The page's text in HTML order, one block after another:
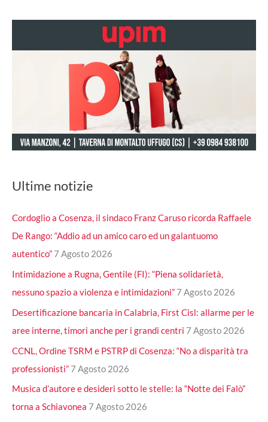
Ultime notizie
Cordoglio a Cosenza, il sindaco Franz Caruso ricorda Raffaele
De Rango: “Addio ad un amico caro ed un galantuomo
autentico” 7 Agosto 2026
Intimidazione a Rugna, Gentile (FI): “Piena solidarietà,
nessuno spazio a violenza e intimidazioni” 7 Agosto 2026
Desertificazione bancaria in Calabria, First Cisl: allarme per le
aree interne, timori anche per i grandi centri 7 Agosto 2026
CCNL, Ordine TSRM e PSTRP di Cosenza: “No a disparità tra
professionisti” 7 Agosto 2026
Musica d’autore e desideri sotto le stelle: la “Notte dei Falò”
torna a Schiavonea 7 Agosto 2026